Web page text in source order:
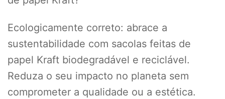
Ecologicamente correto: abrace a
sustentabilidade com sacolas feitas de
papel Kraft biodegradável e reciclável.
Reduza o seu impacto no planeta sem
comprometer a qualidade ou a estética.